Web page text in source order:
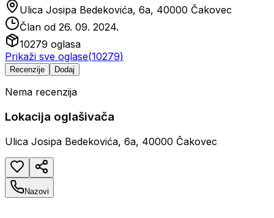
Ulica Josipa Bedekovića, 6a, 40000 Čakovec
Član od 26. 09. 2024.
10279 oglasa
Prikaži sve oglase(10279)
Recenzije Dodaj
Nema recenzija
Lokacija oglašivača
Ulica Josipa Bedekovića, 6a, 40000 Čakovec
Nazovi